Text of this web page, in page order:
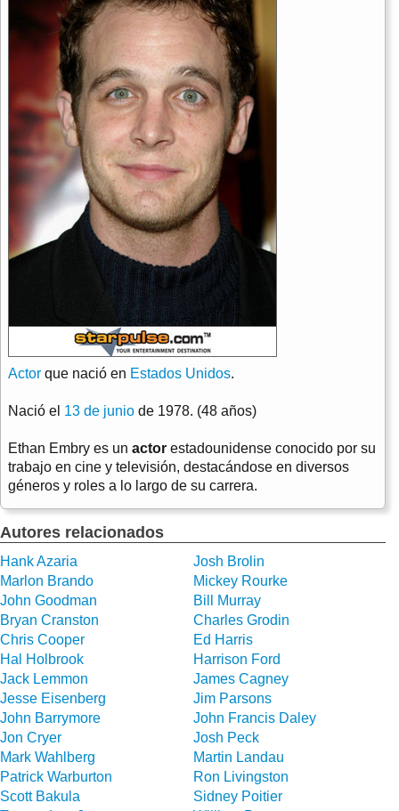
Actor que nació en Estados Unidos.
Nació el 13 de junio de 1978. (48 años)
Ethan Embry es un actor estadounidense conocido por su
trabajo en cine y televisión, destacándose en diversos
géneros y roles a lo largo de su carrera.
Autores relacionados
Hank Azaria
Josh Brolin
Marlon Brando
Mickey Rourke
John Goodman
Bill Murray
Bryan Cranston
Charles Grodin
Chris Cooper
Ed Harris
Hal Holbrook
Harrison Ford
Jack Lemmon
James Cagney
Jesse Eisenberg
Jim Parsons
John Barrymore
John Francis Daley
Jon Cryer
Josh Peck
Mark Wahlberg
Martin Landau
Patrick Warburton
Ron Livingston
Scott Bakula
Sidney Poitier